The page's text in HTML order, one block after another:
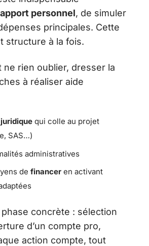
apport personnel, de simuler
principales. Cette
structure à la fois.
ne rien oublier, dresser la
à réaliser aide
qui colle au projet
SAS…)
administratives
de financer en activant
concrète : sélection
d’un compte pro,
action compte, tout